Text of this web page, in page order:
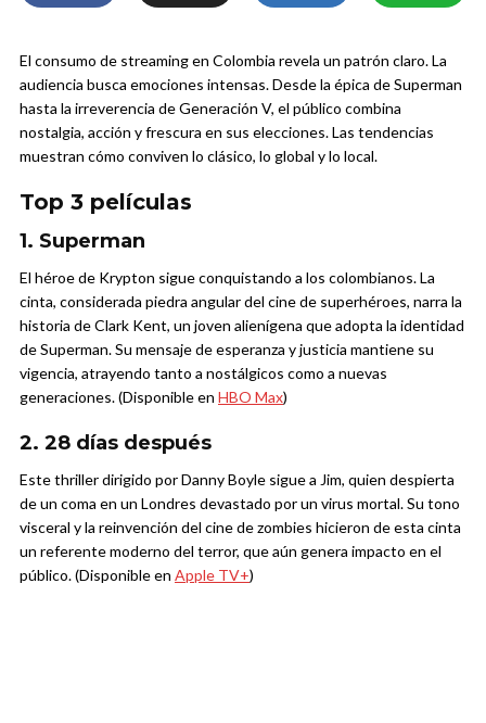
El consumo de streaming en Colombia revela un patrón claro. La
audiencia busca emociones intensas. Desde la épica de Superman
hasta la irreverencia de Generación V, el público combina
nostalgia, acción y frescura en sus elecciones. Las tendencias
muestran cómo conviven lo clásico, lo global y lo local.
Top 3 películas
1. Superman
El héroe de Krypton sigue conquistando a los colombianos. La
cinta, considerada piedra angular del cine de superhéroes, narra la
historia de Clark Kent, un joven alienígena que adopta la identidad
de Superman. Su mensaje de esperanza y justicia mantiene su
vigencia, atrayendo tanto a nostálgicos como a nuevas
generaciones. (Disponible en HBO Max)
2. 28 días después
Este thriller dirigido por Danny Boyle sigue a Jim, quien despierta
de un coma en un Londres devastado por un virus mortal. Su tono
visceral y la reinvención del cine de zombies hicieron de esta cinta
un referente moderno del terror, que aún genera impacto en el
público. (Disponible en Apple TV+)